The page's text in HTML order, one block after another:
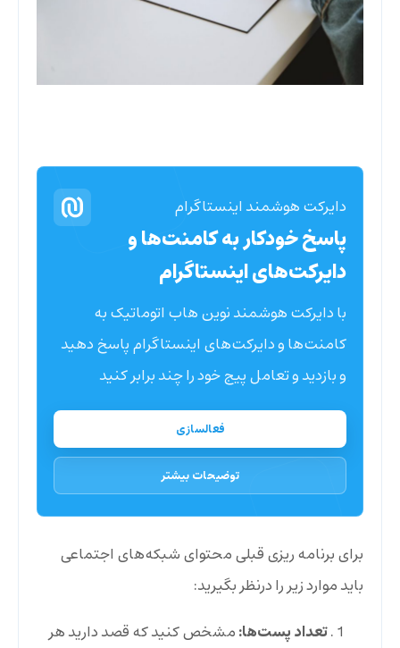
دایرکت هوشمند اینستاگرام
پاسخ خودکار به کامنت‌ها و
دایرکت‌های اینستاگرام
با دایرکت هوشمند نوین هاب اتوماتیک به
کامنت‌ها و دایرکت‌های اینستاگرام پاسخ دهید
و بازدید و تعامل پیج خود را چند برابر کنید
فعالسازی
توضیحات بیشتر
برای برنامه ریزی قبلی محتوای شبکه‌های اجتماعی
باید موارد زیر را درنظر بگیرید:
تعداد پست‌ها:مشخص کنید که قصد دارید هر